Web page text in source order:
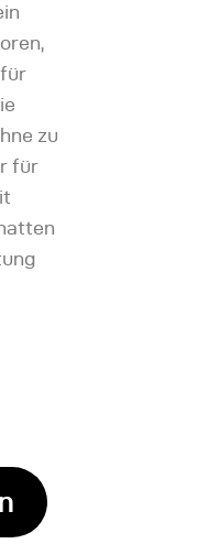
zu
für